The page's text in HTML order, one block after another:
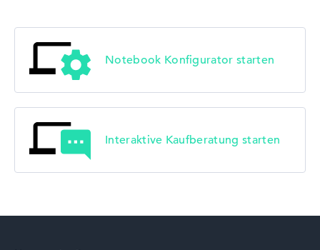
Notebook Konfigurator starten
Interaktive Kaufberatung starten